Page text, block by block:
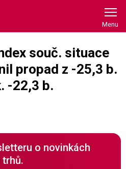
souč. situace
propad z -25,3 b.
-22,3 b.
o novinkách